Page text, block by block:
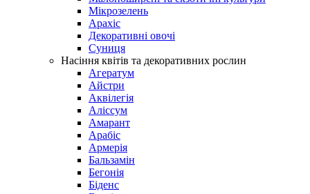
Мікрозелень
Арахіс
Декоративні овочі
Суниця
Насіння квітів та декоративних рослин
Агератум
Айстри
Аквілегія
Аліссум
Амарант
Арабіс
Армерія
Бальзамін
Бегонія
Біденс